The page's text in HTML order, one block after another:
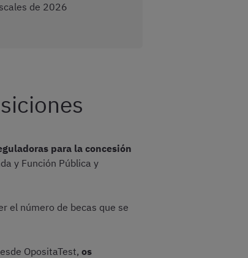
de 2026
para la concesión
y Función Pública y
el número de becas que se
OpositaTest, os